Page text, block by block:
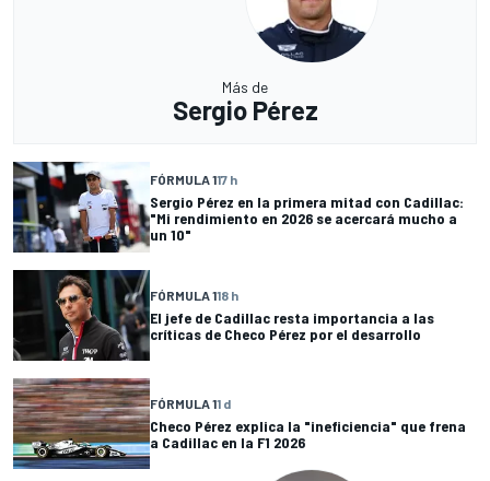
Más de
Sergio Pérez
FÓRMULA 117 h
Sergio Pérez en la primera mitad con Cadillac:
"Mi rendimiento en 2026 se acercará mucho a
un 10"
FÓRMULA 118 h
El jefe de Cadillac resta importancia a las
críticas de Checo Pérez por el desarrollo
FÓRMULA 11 d
Checo Pérez explica la "ineficiencia" que frena
a Cadillac en la F1 2026